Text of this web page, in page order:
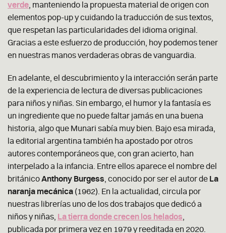
verde , manteniendo la propuesta material de origen con
elementos pop-up y cuidando la traducción de sus textos,
que respetan las particularidades del idioma original.
Gracias a este esfuerzo de producción, hoy podemos tener
en nuestras manos verdaderas obras de vanguardia.
En adelante, el descubrimiento y la interacción serán parte
de la experiencia de lectura de diversas publicaciones
para niños y niñas. Sin embargo, el humor y la fantasía es
un ingrediente que no puede faltar jamás en una buena
historia, algo que Munari sabía muy bien. Bajo esa mirada,
la editorial argentina también ha apostado por otros
autores contemporáneos que, con gran acierto, han
interpelado a la infancia. Entre ellos aparece el nombre del
británicoAnthony Burgess , conocido por ser el autor de La
naranja mecánica (1962). En la actualidad, circula por
nuestras librerías uno de los dos trabajos que dedicó a
niños y niñas, La tierra donde crecen los helados
publicada por primera vez en 1979 y reeditada en 2020.